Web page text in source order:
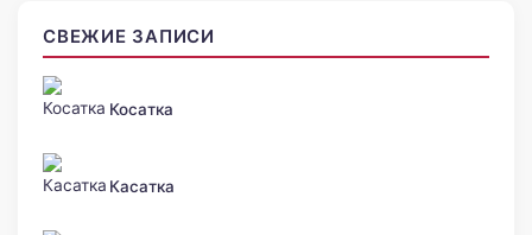
СВЕЖИЕ ЗАПИСИ
Косатка
Касатка